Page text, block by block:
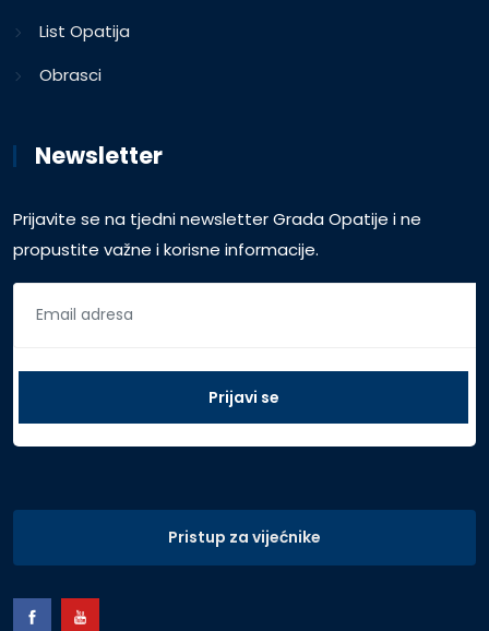
List Opatija
Obrasci
Newsletter
Prijavite se na tjedni newsletter Grada Opatije i ne
propustite važne i korisne informacije.
Pristup za vijećnike